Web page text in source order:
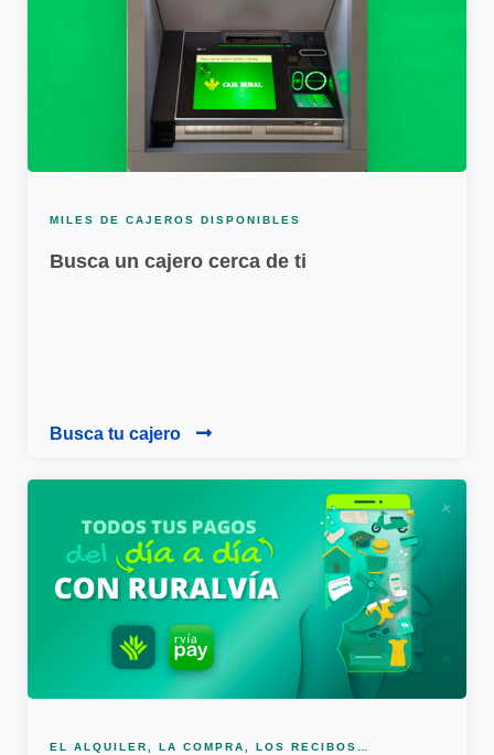
MILES DE CAJEROS DISPONIBLES
Busca un cajero cerca de ti
Busca tu cajero
EL ALQUILER, LA COMPRA, LOS RECIBOS…